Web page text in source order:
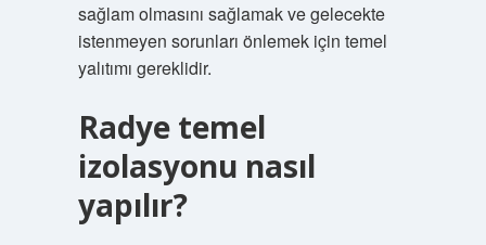
sağlam olmasını sağlamak ve gelecekte
istenmeyen sorunları önlemek için temel
yalıtımı gereklidir.
Radye temel
izolasyonu nasıl
yapılır?